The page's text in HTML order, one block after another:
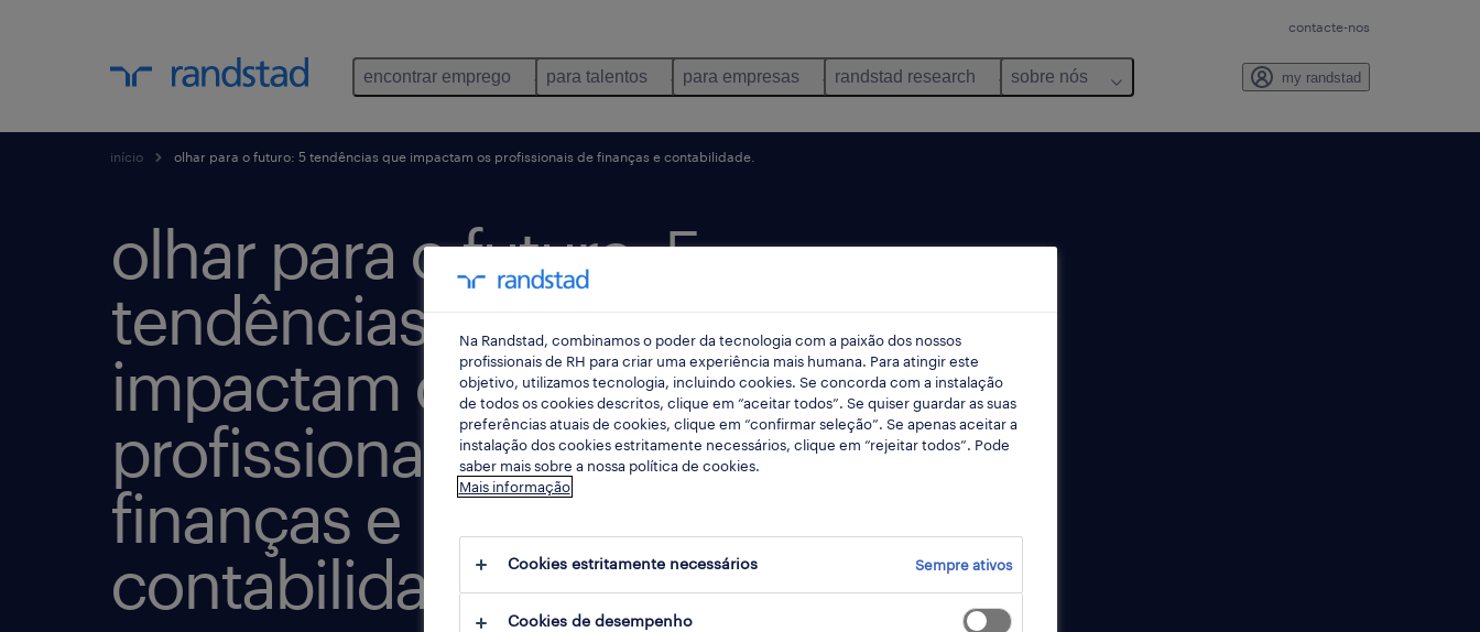
contacte-nos
encontrar emprego para talentos para empresas randstad research sobre nós my randstad
início olhar para o futuro: 5 tendências que impactam os profissionais de finanças e contabilidade.
olhar para o futuro: 5
tendências que
impactam os
profissionais de
finanças e
contabilidade.
Na Randstad, combinamos o poder da tecnologia com a paixão dos nossos
profissionais de RH para criar uma experiência mais humana. Para atingir este
objetivo, utilizamos tecnologia, incluindo cookies. Se concorda com a instalação
de todos os cookies descritos, clique em “aceitar todos”. Se quiser guardar as suas
preferências atuais de cookies, clique em “confirmar seleção”. Se apenas aceitar a
instalação dos cookies estritamente necessários, clique em “rejeitar todos”. Pode
saber mais sobre a nossa política de cookies.
Mais informação
Cookies estritamente necessários Sempre ativos
Cookies de desempenho